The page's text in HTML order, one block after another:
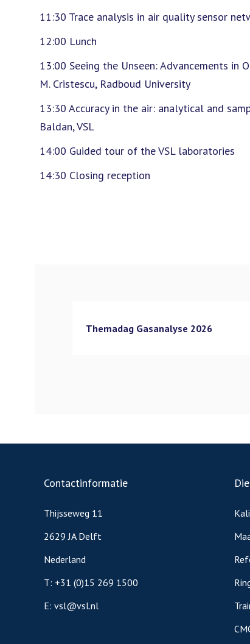
11:30 Trace analysis in air quality sensor
12:00 Lunch
13:00 Seeing the Unseen: Advancements in
M. Cristescu, Radboud University
13:30 Accuracy in the air: analytical and
Baldan, VSL
14:00 Guided tour of the VSL laboratories
14:30 Closing reception
Themadag Gasanalyse 2026
Contactinformatie
Thijsseweg 11
2629 JA Delft
Nederland
T: +31 (0)15 269 1500
E: vsl@vsl.nl